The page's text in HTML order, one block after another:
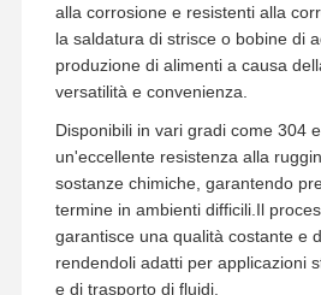
Fittings per tubi di stagno
Fittings per tubi avvitati in acciaio
Accessori per tubi forgiati di
Flange di acciaio inossidabile
Valvole in acciaio inossidabile
Tubi senza cuciture di acciaio
alla corrosione e resistenti alla
la saldatura di strisce o bobine di
produzione di alimenti a causa
versatilità e convenienza.
Disponibili in vari gradi come 304
un'eccellente resistenza alla
sostanze chimiche, garantendo
termine in ambienti difficili.Il
garantisce una qualità costante e
rendendoli adatti per applicazioni
e di trasporto di fluidi.